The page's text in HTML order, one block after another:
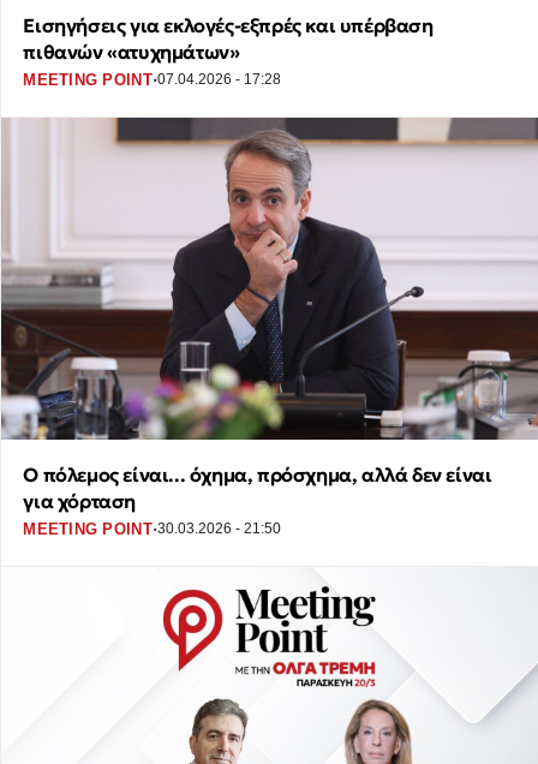
Εισηγήσεις για εκλογές-εξπρές και υπέρβαση
πιθανών «ατυχημάτων»
MEETING POINT·07.04.2026 - 17:28
Ο πόλεμος είναι... όχημα, πρόσχημα, αλλά δεν είναι
για χόρταση
MEETING POINT·30.03.2026 - 21:50